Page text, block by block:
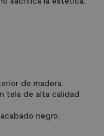
de madera
tela de alta calidad
negro.